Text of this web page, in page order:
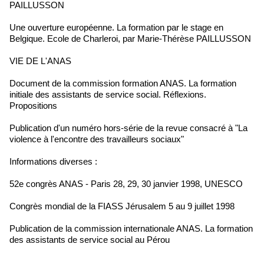
PAILLUSSON
Une ouverture européenne. La formation par le stage en
Belgique. Ecole de Charleroi, par Marie-Thérèse PAILLUSSON
VIE DE L'ANAS
Document de la commission formation ANAS. La formation
initiale des assistants de service social. Réflexions.
Propositions
Publication d'un numéro hors-série de la revue consacré à "La
violence à l'encontre des travailleurs sociaux"
Informations diverses :
52e congrès ANAS - Paris 28, 29, 30 janvier 1998, UNESCO
Congrès mondial de la FIASS Jérusalem 5 au 9 juillet 1998
Publication de la commission internationale ANAS. La formation
des assistants de service social au Pérou